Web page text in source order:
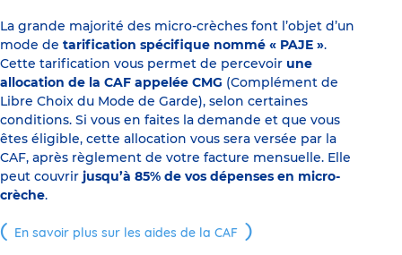
La grande majorité des micro-crèches font l’objet d’un
mode de tarification spécifique nommé « PAJE ».
Cette tarification vous permet de percevoir une
allocation de la CAF appelée CMG (Complément de
Libre Choix du Mode de Garde), selon certaines
conditions. Si vous en faites la demande et que vous
êtes éligible, cette allocation vous sera versée par la
CAF, après règlement de votre facture mensuelle. Elle
peut couvrir jusqu’à 85% de vos dépenses en micro-
crèche.
En savoir plus sur les aides de la CAF